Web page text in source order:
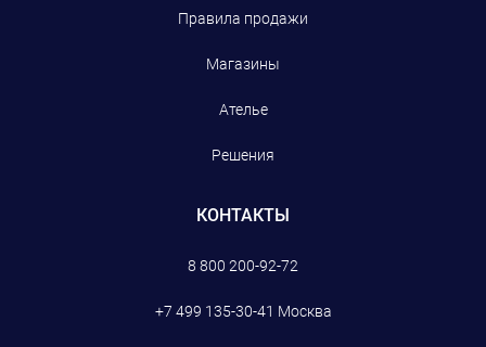
Правила продажи
Магазины
Ателье
Решения
КОНТАКТЫ
8 800 200-92-72
+7 499 135-30-41 Москва